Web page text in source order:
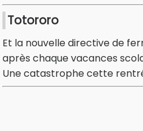
Totororo
Et la nouvelle directive de
après chaque vacances
Une catastrophe cette